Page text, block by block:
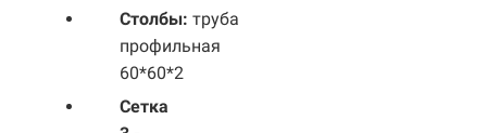
Столбы: труба
профильная
60*60*2
Сетка